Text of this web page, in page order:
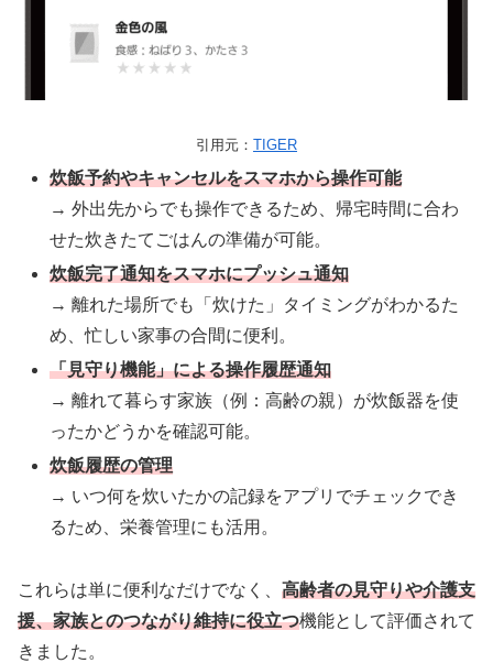
引用元： TIGER
炊飯予約やキャンセルをスマホから操作可能
→ 外出先からでも操作できるため、帰宅時間に合わ
せた炊きたてごはんの準備が可能。
炊飯完了通知をスマホにプッシュ通知
→ 離れた場所でも「炊けた」タイミングがわかるた
め、忙しい家事の合間に便利。
「見守り機能」による操作履歴通知
→ 離れて暮らす家族（例：高齢の親）が炊飯器を使
ったかどうかを確認可能。
炊飯履歴の管理
→ いつ何を炊いたかの記録をアプリでチェックでき
るため、栄養管理にも活用。
これらは単に便利なだけでなく、 高齢者の見守りや介護支
援、家族とのつながり維持に役立つ機能として評価されて
きました。